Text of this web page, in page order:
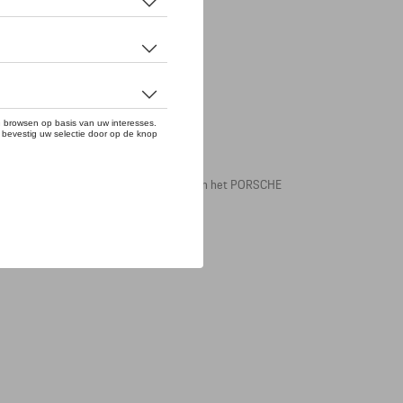
rood. De borst en rug zijn voorzien van het PORSCHE